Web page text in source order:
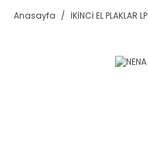
Anasayfa İKİNCİ EL PLAKLAR LP